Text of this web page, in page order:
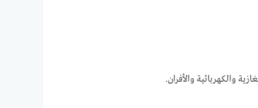
والكهربائية والأفران.